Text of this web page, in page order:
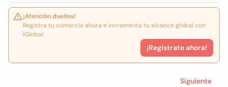
¡Atención dueños!
Registra tu comercio ahora e incrementa tu alcance global con
iGlobal.
¡Registrate ahora!
Siguiente